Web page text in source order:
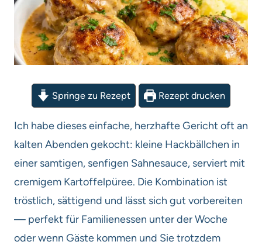
Springe zu Rezept Rezept drucken
Ich habe dieses einfache, herzhafte Gericht oft an
kalten Abenden gekocht: kleine Hackbällchen in
einer samtigen, senfigen Sahnesauce, serviert mit
cremigem Kartoffelpüree. Die Kombination ist
tröstlich, sättigend und lässt sich gut vorbereiten
— perfekt für Familienessen unter der Woche
oder wenn Gäste kommen und Sie trotzdem